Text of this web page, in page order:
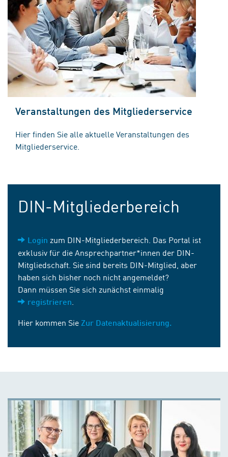
Veranstaltungen des Mitgliederservice
Hier finden Sie alle aktuelle Veranstaltungen des
Mitgliederservice.
DIN-Mitgliederbereich
Login zum DIN-Mitgliederbereich. Das Portal ist
exklusiv für die Ansprechpartner*innen der DIN-
Mitgliedschaft. Sie sind bereits DIN-Mitglied, aber
haben sich bisher noch nicht angemeldet?
Dann müssen Sie sich zunächst einmalig
registrieren
Hier kommen Sie Zur Datenaktualisierung.